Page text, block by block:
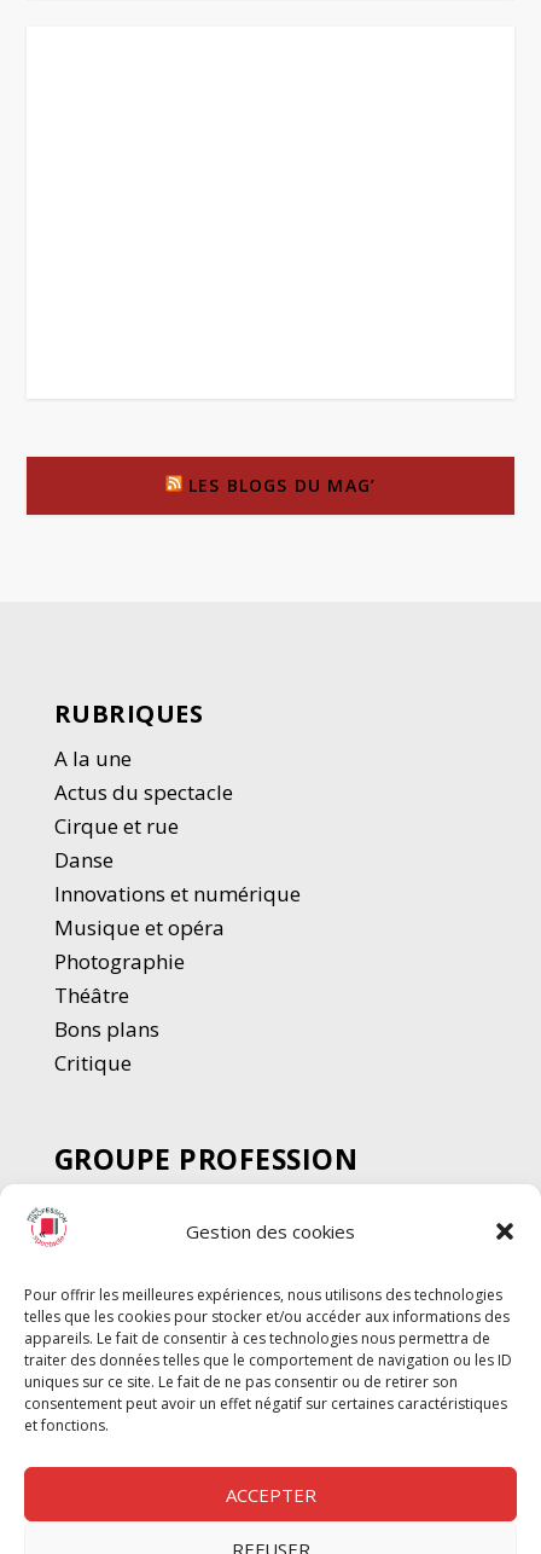
Gestion des cookies
Pour offrir les meilleures expériences, nous utilisons des technologies
telles que les cookies pour stocker et/ou accéder aux informations des
appareils. Le fait de consentir à ces technologies nous permettra de
traiter des données telles que le comportement de navigation ou les ID
uniques sur ce site. Le fait de ne pas consentir ou de retirer son
consentement peut avoir un effet négatif sur certaines caractéristiques
et fonctions.
ACCEPTER
REFUSER
LES BLOGS DU MAG’
RUBRIQUES
A la une
Actus du spectacle
Cirque et rue
Danse
Innovations et numérique
Musique et opéra
Photographie
Théâtre
Bons plans
Critique
GROUPE PROFESSION
SPECTACLE
Chèque Intermittents
Chèque Compta
Chèque Emploi Spectacle
G-Pods
Profession Audio-visuel